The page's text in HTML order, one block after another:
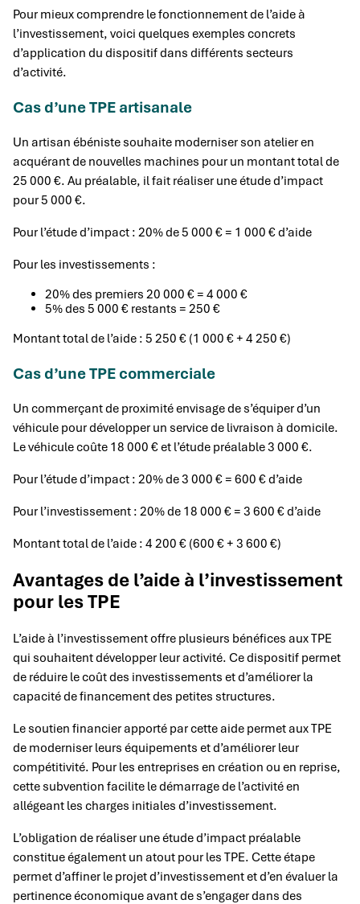
Pour mieux comprendre le fonctionnement de l’aide à
l’investissement, voici quelques exemples concrets
d’application du dispositif dans différents secteurs
d’activité.
Cas d’une TPE artisanale
Un artisan ébéniste souhaite moderniser son atelier en
acquérant de nouvelles machines pour un montant total de
25 000 €. Au préalable, il fait réaliser une étude d’impact
pour 5 000 €.
Pour l’étude d’impact : 20% de 5 000 € = 1 000 € d’aide
Pour les investissements :
20% des premiers 20 000 € = 4 000 €
5% des 5 000 € restants = 250 €
Montant total de l’aide : 5 250 € (1 000 € + 4 250 €)
Cas d’une TPE commerciale
Un commerçant de proximité envisage de s’équiper d’un
véhicule pour développer un service de livraison à domicile.
Le véhicule coûte 18 000 € et l’étude préalable 3 000 €.
Pour l’étude d’impact : 20% de 3 000 € = 600 € d’aide
Pour l’investissement : 20% de 18 000 € = 3 600 € d’aide
Montant total de l’aide : 4 200 € (600 € + 3 600 €)
Avantages de l’aide à l’investissement
pour les TPE
L’aide à l’investissement offre plusieurs bénéfices aux TPE
qui souhaitent développer leur activité. Ce dispositif permet
de réduire le coût des investissements et d’améliorer la
capacité de financement des petites structures.
Le soutien financier apporté par cette aide permet aux TPE
de moderniser leurs équipements et d’améliorer leur
compétitivité. Pour les entreprises en création ou en reprise,
cette subvention facilite le démarrage de l’activité en
allégeant les charges initiales d’investissement.
L’obligation de réaliser une étude d’impact préalable
constitue également un atout pour les TPE. Cette étape
permet d’affiner le projet d’investissement et d’en évaluer la
pertinence économique avant de s’engager dans des